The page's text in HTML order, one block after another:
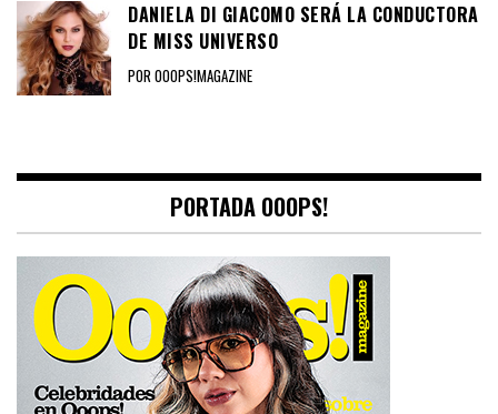
DANIELA DI GIACOMO SERÁ LA CONDUCTORA
DE MISS UNIVERSO
POR OOOPS!MAGAZINE
PORTADA OOOPS!